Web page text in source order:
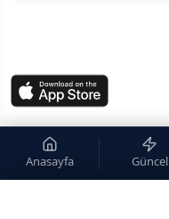
Anasayfa Güncel